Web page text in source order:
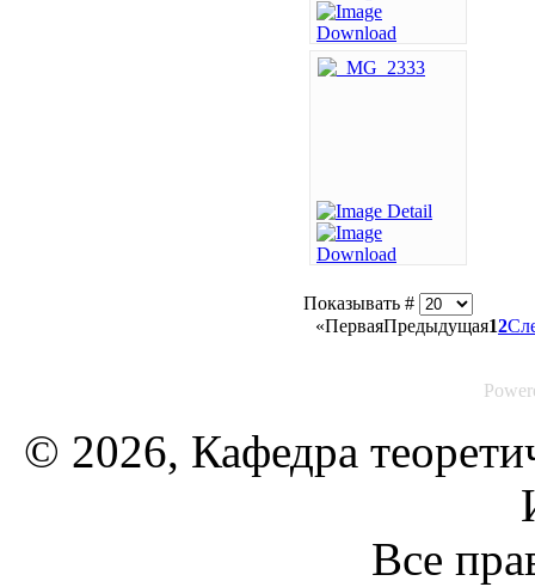
Показывать #
«ПерваяПредыдущая12
© 2026, Кафедра
Все